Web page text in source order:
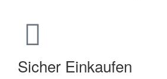
Sicher Einkaufen